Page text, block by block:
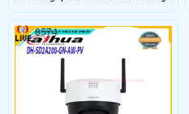
qua các đèn hồng ngoại thông minh
giúp cho hình ảnh được rõ nét trong
điều kiện ánh sáng yếu hoặc tối.
Camera Dahua DH-SD2A200HB-GN-
AW-PV-S2 được thiết kế để sử dụng
trong nhà và ngoài trời với khả năng
chống thời tiết, chống nước, bụi, chịu
được các điều kiện thời tiết khắc
8574